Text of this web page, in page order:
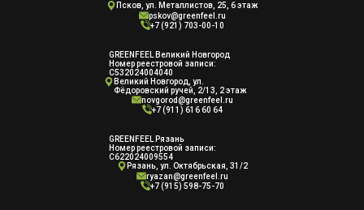
Псков, ул. Металлистов, 25, 6 этаж
pskov@greenfeel.ru
+7 (921) 703-00-10
GREENFEEL Великий Новгород
Номер реестровой записи:
С532024004040
Великий Новгород, ул.
Фёдоровский ручей, 2/13, 2 этаж
novgorod@greenfeel.ru
+7 (911) 616 60 64
GREENFEEL Рязань
Номер реестровой записи:
С622024009554
Рязань, ул. Октябрьская, 31/2
ryazan@greenfeel.ru
+7 (915) 598-75-70